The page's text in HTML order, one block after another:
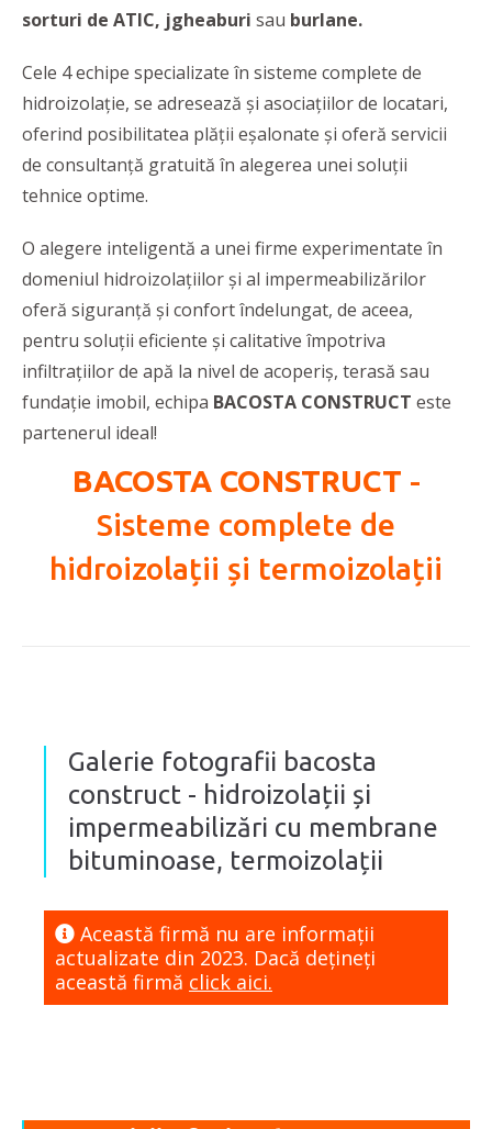
sorturi de ATIC, jgheaburi sau burlane.
Cele 4 echipe specializate în sisteme complete de
hidroizolație, se adresează și asociațiilor de locatari,
oferind posibilitatea plății eșalonate și oferă servicii
de consultanță gratuită în alegerea unei soluții
tehnice optime.
O alegere inteligentă a unei firme experimentate în
domeniul hidroizolațiilor și al impermeabilizărilor
oferă siguranță și confort îndelungat, de aceea,
pentru soluții eficiente și calitative împotriva
infiltrațiilor de apă la nivel de acoperiș, terasă sau
fundație imobil, echipa BACOSTA CONSTRUCT este
partenerul ideal!
BACOSTA CONSTRUCT -
Sisteme complete de
hidroizolații și termoizolații
Galerie fotografii bacosta
construct - hidroizolații și
impermeabilizări cu membrane
bituminoase, termoizolații
Această firmă nu are informaţii
actualizate din 2023. Dacă dețineți
această firmă click aici.